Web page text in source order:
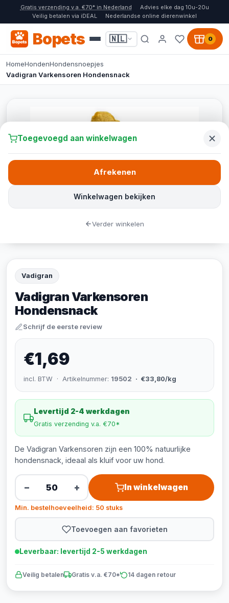
Gratis verzending v.a. €70* in Nederland
Advies elke dag 10u-20u
Veilig betalen via iDEAL
Nederlandse online dierenwinkel
Bopets 🇳🇱 0
HomeHondenHondensnoepjes
Vadigran Varkensoren Hondensnack
Vadigran
Vadigran Varkensoren
Hondensnack
Schrijf de eerste review
€1,69
incl. BTW · Artikelnummer: 19502 · €33,80/kg
Levertijd 2-4 werkdagen
Gratis verzending v.a. €70*
De Vadigran Varkensoren zijn een 100% natuurlijke
hondensnack, ideaal als kluif voor uw hond.
− + In winkelwagen
Min. bestelhoeveelheid: 50 stuks
Toevoegen aan favorieten
Leverbaar: levertijd 2-5 werkdagen
Veilig betalen Gratis v.a. €70* 14 dagen retour
Toegevoegd aan winkelwagen
Winkelwagen bekijken
Afrekenen
Verder winkelen